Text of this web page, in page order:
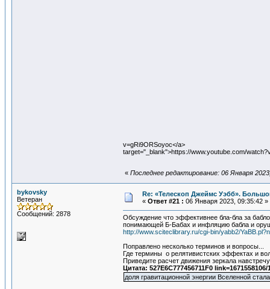
v=gRi9ORSoyoc</a>
target="_blank">https://www.youtube.com/
« Последнее редактирование: 06 Января
bykovsky
Ветеран
Сообщений: 2878
Re: «Телескоп Джеймс Уэбб».
« Ответ #21 : 06 Января 2023, 09:35:42 »
Обсуждение что эффективнее бла-бла за
понимающей Б-Бабах и инфляцию бабла и
http://www.sciteclibrary.ru/cgi-bin/yabb2/
Поправлено несколько терминов и вопросы...
Где термины о релятивистских эффектах и
Приведите расчет движения зеркала
Цитата: 527E6C777456711F0
доля гравитационной энергии Вселенной